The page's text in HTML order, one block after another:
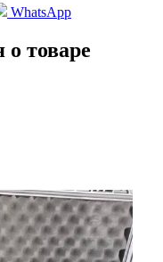
WhatsApp
товаре